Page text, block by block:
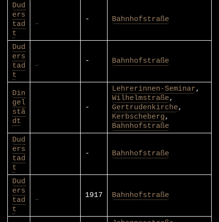
Dud
ers
tad
t
- Bahnhofstraße
Dud
ers
tad
t
- Bahnhofstraße
Din
gel
stä
dt
-
Lehrerinnen-Seminar,
Wilhelmstraße,
Gertrudenkirche,
Kerbscheberg,
Bahnhofstraße
Dud
ers
tad
t
- Bahnhofstraße
Dud
ers
tad
t
1917 Bahnhofstraße